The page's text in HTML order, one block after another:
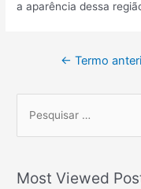
a aparência dessa
← Termo
r
c
Most Viewed